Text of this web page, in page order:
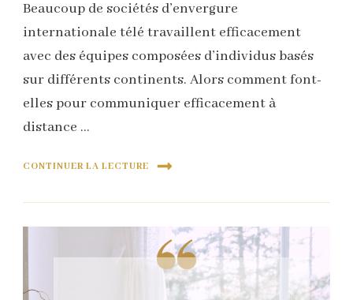
Beaucoup de sociétés d’envergure
internationale télé travaillent efficacement
avec des équipes composées d’individus basés
sur différents continents. Alors comment font-
elles pour communiquer efficacement à
distance …
CONTINUER LA LECTURE